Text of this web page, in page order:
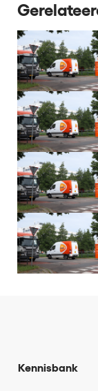
Kennisbank